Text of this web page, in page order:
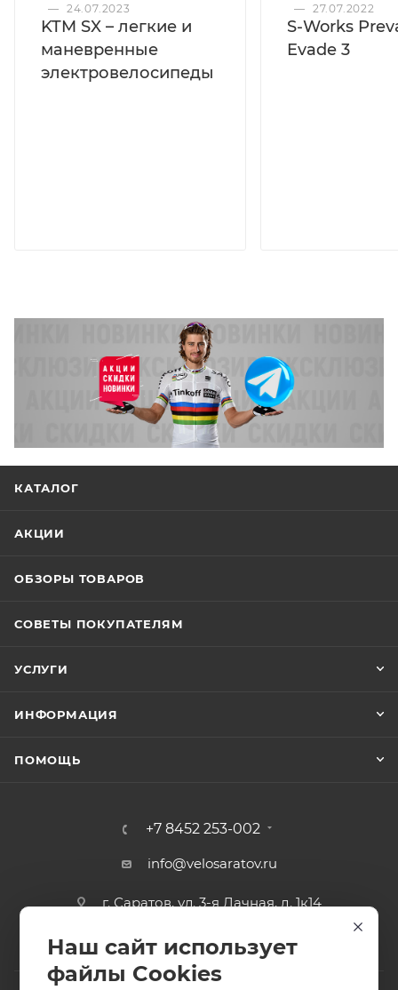
— 24.07.2023
KTM SX – легкие и
маневренные
электровелосипеды
— 27.07.2022
S-Works
Evade 3
КАТАЛОГ
АКЦИИ
ОБЗОРЫ ТОВАРОВ
СОВЕТЫ ПОКУПАТЕЛЯМ
УСЛУГИ
ИНФОРМАЦИЯ
ПОМОЩЬ
+7 8452 253-002
info@velosaratov.ru
г. Саратов, ул. 3-я Дачная, д. 1к14
Наш сайт использует
файлы Cookies